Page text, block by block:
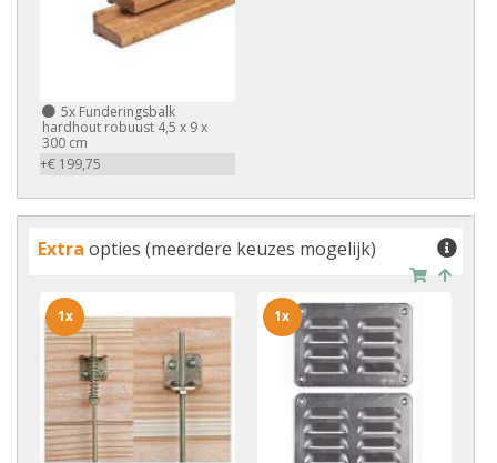
5x Funderingsbalk
hardhout robuust 4,5 x 9 x
300 cm
+€ 199,75
Extra opties (meerdere keuzes mogelijk)
1x 1x